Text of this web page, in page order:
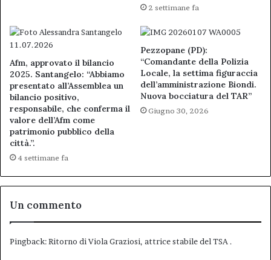
2 settimane fa
Afm, approvato il bilancio
2025. Santangelo: “Abbiamo
presentato all’Assemblea un
bilancio positivo,
responsabile, che conferma il
valore dell’Afm come
patrimonio pubblico della
città.”.
4 settimane fa
Pezzopane (PD):
“Comandante della Polizia
Locale, la settima figuraccia
dell’amministrazione Biondi.
Nuova bocciatura del TAR”
Giugno 30, 2026
Un commento
Pingback:Ritorno di Viola Graziosi, attrice stabile del TSA .